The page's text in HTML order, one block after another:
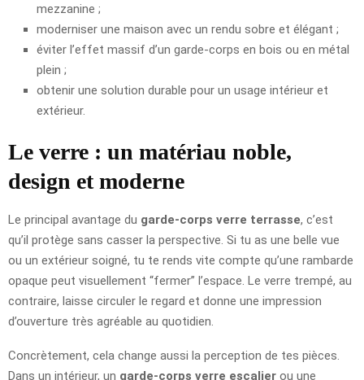
mezzanine ;
moderniser une maison avec un rendu sobre et élégant ;
éviter l’effet massif d’un garde-corps en bois ou en métal
plein ;
obtenir une solution durable pour un usage intérieur et
extérieur.
Le verre : un matériau noble,
design et moderne
Le principal avantage du garde-corps verre terrasse, c’est
qu’il protège sans casser la perspective. Si tu as une belle vue
ou un extérieur soigné, tu te rends vite compte qu’une rambarde
opaque peut visuellement “fermer” l’espace. Le verre trempé, au
contraire, laisse circuler le regard et donne une impression
d’ouverture très agréable au quotidien.
Concrètement, cela change aussi la perception de tes pièces.
Dans un intérieur, un garde-corps verre escalier ou une